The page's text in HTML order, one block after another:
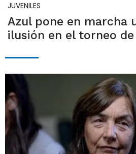
JUVENILES
Azul pone en marcha
ilusión en el torneo